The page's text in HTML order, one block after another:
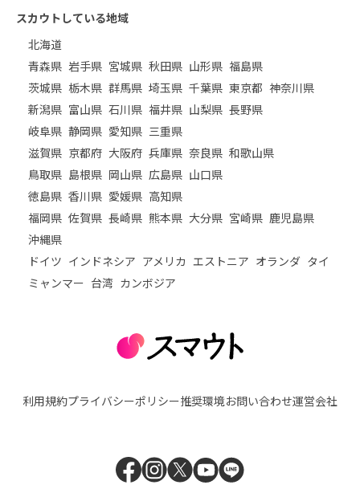
スカウトしている地域
北海道
青森県 岩手県 宮城県 秋田県 山形県 福島県
茨城県 栃木県 群馬県 埼玉県 千葉県 東京都 神奈川県
新潟県 富山県 石川県 福井県 山梨県 長野県
岐阜県 静岡県 愛知県 三重県
滋賀県 京都府 大阪府 兵庫県 奈良県 和歌山県
鳥取県 島根県 岡山県 広島県 山口県
徳島県 香川県 愛媛県 高知県
福岡県 佐賀県 長崎県 熊本県 大分県 宮崎県 鹿児島県
沖縄県
ドイツ インドネシア アメリカ エストニア オランダ タイ
ミャンマー 台湾 カンボジア
利用規約プライバシーポリシー推奨環境お問い合わせ運営会社